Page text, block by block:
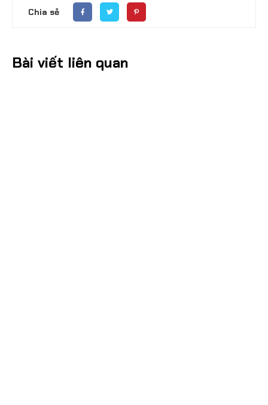
Chia sẻ
Bài viết liên quan